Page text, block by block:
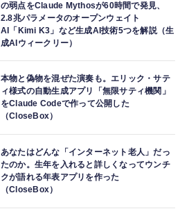
の弱点をClaude Mythosが60時間で発見、
2.8兆パラメータのオープンウェイト
AI「Kimi K3」など生成AI技術5つを解説（生
成AIウィークリー）
本物と偽物を混ぜた演奏も。エリック・サテ
ィ様式の自動生成アプリ「無限サティ機関」
をClaude Codeで作って公開した
（CloseBox）
あなたはどんな「インターネット老人」だっ
たのか。生年を入れると詳しくなってウンチ
クが語れる年表アプリを作った
（CloseBox）